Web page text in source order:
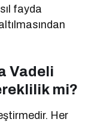
fayda
Vadeli
mi?
Her